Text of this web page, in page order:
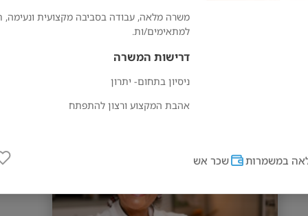
משרה מלאה, עבודה בסביבה מקצועית ונעימה,
למתאימים/ות.
דרישות המשרה
ניסיון בתחום- יתרון
אהבת המקצוע ורצון להתפתח
במשמרות שכר אש
מלונות אסטרל
רשת מלונות אסטרל